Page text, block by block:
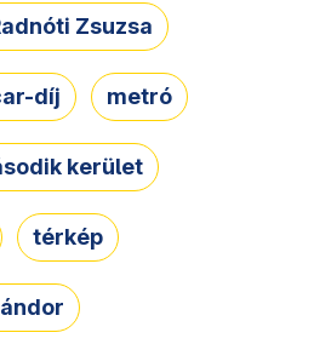
Zsuzsa
díj metró
kerület
térkép